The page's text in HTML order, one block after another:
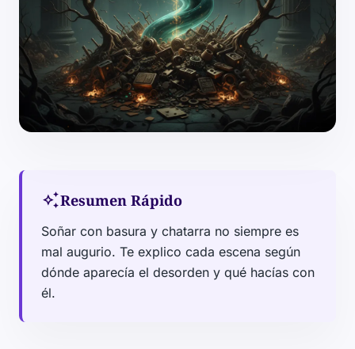
auto_awesomeResumen Rápido
Soñar con basura y chatarra no siempre es
mal augurio. Te explico cada escena según
dónde aparecía el desorden y qué hacías con
él.